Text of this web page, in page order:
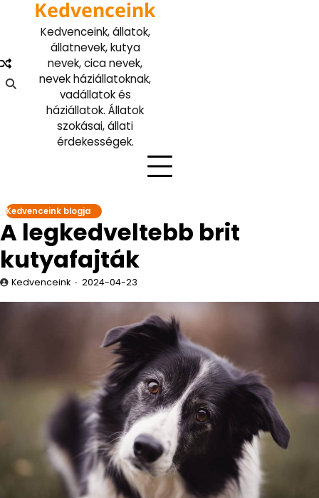
Kedvenceink
Kedvenceink, állatok,
állatnevek, kutya
nevek, cica nevek,
nevek háziállatoknak,
vadállatok és
háziállatok. Állatok
szokásai, állati
érdekességek.
Kedvenceink blogja
A legkedveltebb brit
kutyafajták
Kedvenceink 2024-04-23